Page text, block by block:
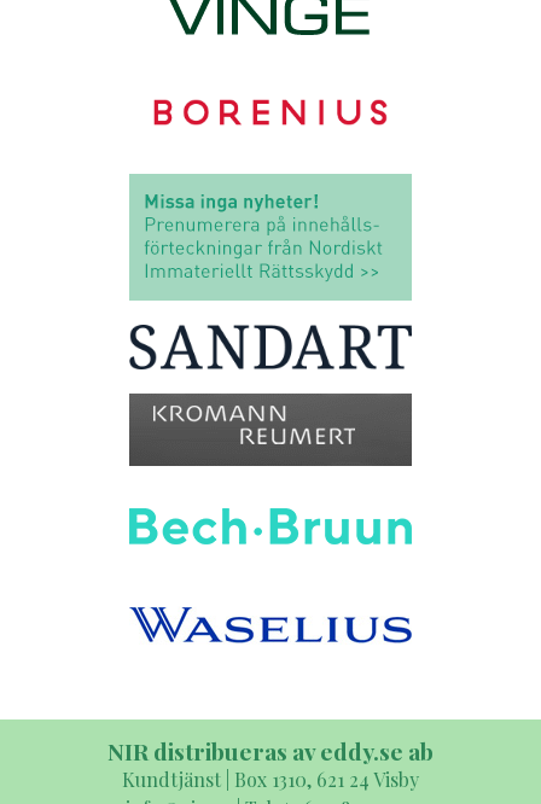
NIR distribueras av eddy.se ab
Kundtjänst | Box 1310, 621 24 Visby